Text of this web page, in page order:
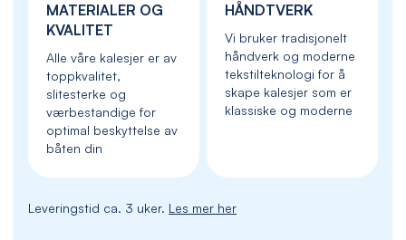
MATERIALER OG
KVALITET
Alle våre kalesjer er av
toppkvalitet,
slitesterke og
værbestandige for
optimal beskyttelse av
båten din
HÅNDTVERK
Vi bruker tradisjonelt
håndverk og moderne
tekstilteknologi for å
skape kalesjer som er
klassiske og moderne
Leveringstid ca. 3 uker. Les mer her